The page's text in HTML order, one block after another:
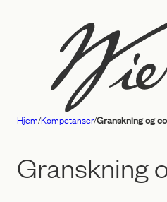
Wiersholm
Hjem/Kompetanser/Granskning og
Granskning